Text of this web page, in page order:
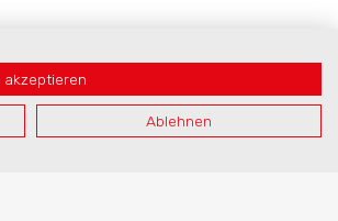
akzeptieren
Ablehnen